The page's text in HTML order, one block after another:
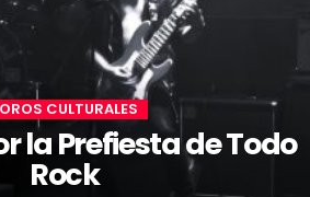
CULTURALES
la Prefiesta de Todo
Rock